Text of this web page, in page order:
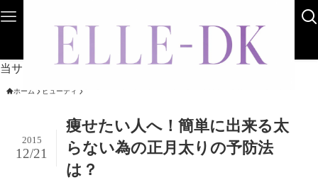
Home AboutUs Sitemap Contact
当サイトは海外在住者に向けて発信しています。
ホーム ビューティ
痩せたい人へ！簡単に出来る太
らない為の正月太りの予防法
は？
2015
12/21